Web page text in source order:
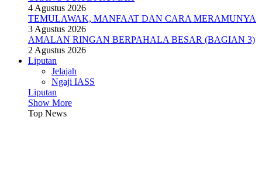
4 Agustus 2026
TEMULAWAK, MANFAAT DAN CARA MERAMUNYA
3 Agustus 2026
AMALAN RINGAN BERPAHALA BESAR (BAGIAN 3)
2 Agustus 2026
Liputan
Jelajah
Ngaji IASS
Liputan
Show More
Top News